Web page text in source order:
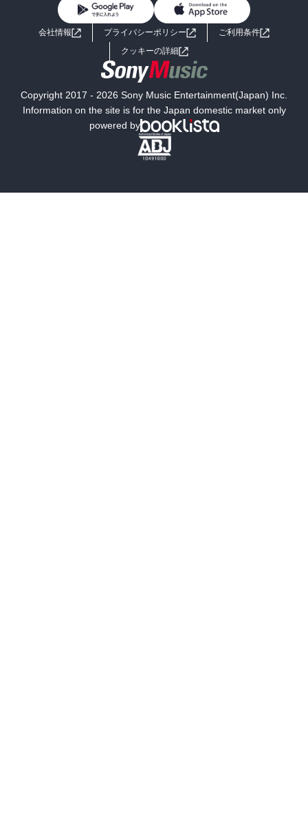
ライトノベル 男子向けラノベ
小説
海外小説
ミステリー SF
文学
よくあるご質問 お問い合わせ
会社情報 プライバシーポリシー
ご利用条件
クッキーの詳細
Copyright 2017 - 2026 Sony Music Entertainment(Japan) Inc.
Information on the site is for the Japan domestic market only
powered by